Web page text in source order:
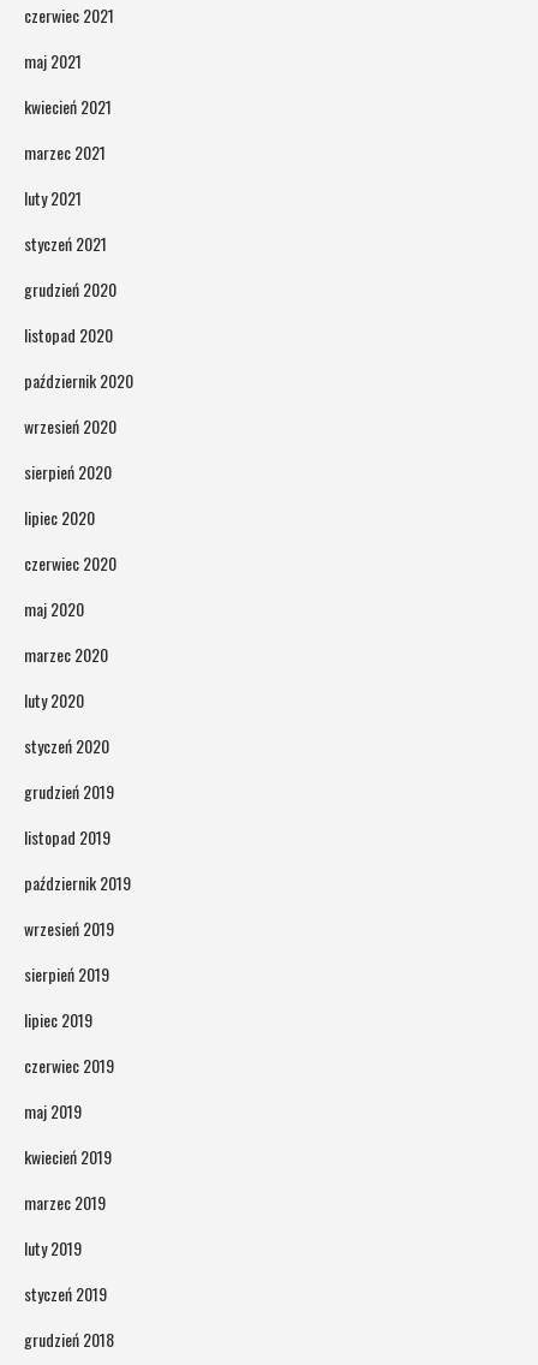
czerwiec 2021
maj 2021
kwiecień 2021
marzec 2021
luty 2021
styczeń 2021
grudzień 2020
listopad 2020
październik 2020
wrzesień 2020
sierpień 2020
lipiec 2020
czerwiec 2020
maj 2020
marzec 2020
luty 2020
styczeń 2020
grudzień 2019
listopad 2019
październik 2019
wrzesień 2019
sierpień 2019
lipiec 2019
czerwiec 2019
maj 2019
kwiecień 2019
marzec 2019
luty 2019
styczeń 2019
grudzień 2018